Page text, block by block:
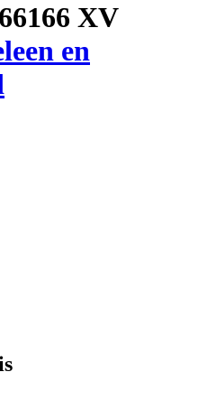
6166 XV
en